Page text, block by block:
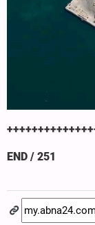
END / 251